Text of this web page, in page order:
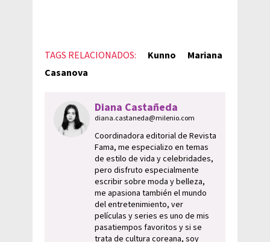
TAGS RELACIONADOS: Kunno
Mariana
Casanova
Diana Castañeda
diana.castaneda@milenio.com
Coordinadora editorial de Revista
Fama, me especializo en temas
de estilo de vida y celebridades,
pero disfruto especialmente
escribir sobre moda y belleza,
me apasiona también el mundo
del entretenimiento, ver
películas y series es uno de mis
pasatiempos favoritos y si se
trata de cultura coreana, soy